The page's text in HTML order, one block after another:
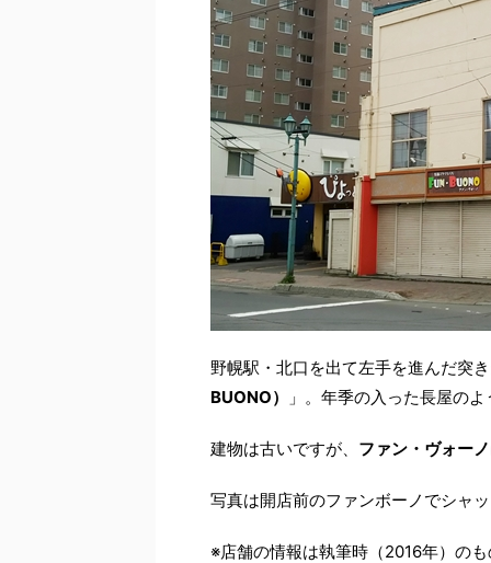
野幌駅・北口を出て左手を進んだ突
BUONO）
」。年季の入った長屋の
建物は古いですが、 ファン・ヴォー
写真は開店前のファンボーノでシャ
※店舗の情報は執筆時（2016年）のも